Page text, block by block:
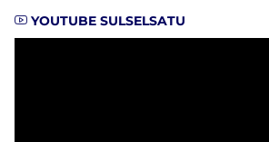
YOUTUBE SULSELSATU